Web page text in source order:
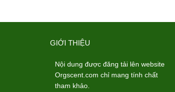
GIỚI THIỆU
Nội dung được đăng tải lên website
Orgscent.com chỉ mang tính chất
tham khảo.